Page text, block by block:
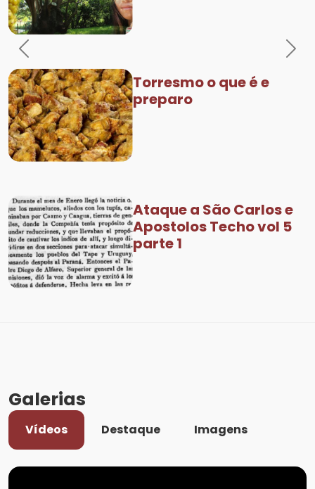
Torresmo o que é e
preparo
Ataque a São Carlos e
Apostolos Techo vol 5
parte 1
Previous Next
Galerias
Vídeos Destaque Imagens